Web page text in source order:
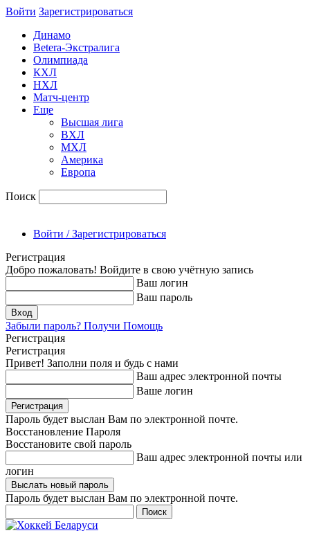
Войти Зарегиcтрироваться
Динамо
Betera-Экстралига
Олимпиада
КХЛ
НХЛ
Матч-центр
Еще
Высшая лига
ВХЛ
МХЛ
Америка
Европа
Поиск
Войти / Зарегистрироваться
Регистрация
Добро пожаловать! Войдите в свою учётную запись
Ваш логин
Ваш пароль
Забыли пароль? Получи Помощь
Регистрация
Регистрация
Привет! Заполни поля и будь с нами
Ваш адрес электронной почты
Ваше логин
Пароль будет выслан Вам по электронной почте.
Восстановление Пароля
Восстановите свой пароль
Ваш адрес электронной почты или
логин
Пароль будет выслан Вам по электронной почте.